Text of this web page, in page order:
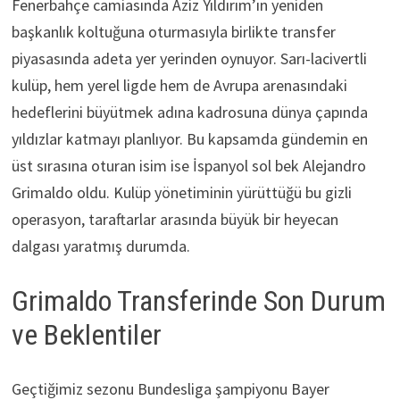
Fenerbahçe camiasında Aziz Yıldırım’ın yeniden
başkanlık koltuğuna oturmasıyla birlikte transfer
piyasasında adeta yer yerinden oynuyor. Sarı-lacivertli
kulüp, hem yerel ligde hem de Avrupa arenasındaki
hedeflerini büyütmek adına kadrosuna dünya çapında
yıldızlar katmayı planlıyor. Bu kapsamda gündemin en
üst sırasına oturan isim ise İspanyol sol bek Alejandro
Grimaldo oldu. Kulüp yönetiminin yürüttüğü bu gizli
operasyon, taraftarlar arasında büyük bir heyecan
dalgası yaratmış durumda.
Grimaldo Transferinde Son Durum
ve Beklentiler
Geçtiğimiz sezonu Bundesliga şampiyonu Bayer